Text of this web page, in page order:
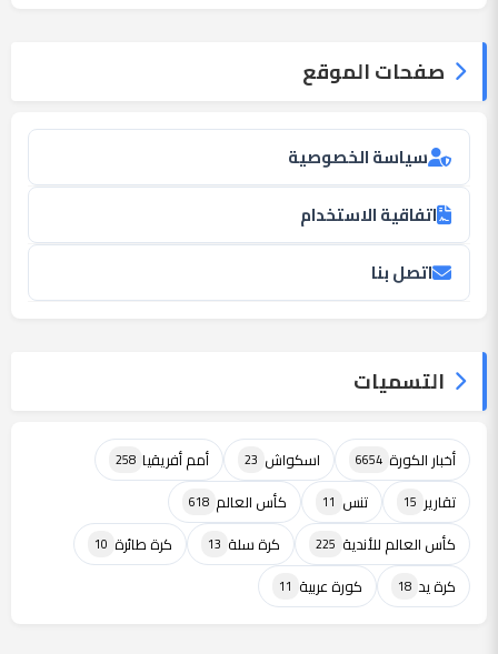
صفحات الموقع
سياسة الخصوصية
اتفاقية الاستخدام
اتصل بنا
التسميات
أخبار الكورة 6654 اسكواش 23 أمم أفريقيا 258
تقارير 15 تنس 11 كأس العالم 618
كأس العالم للأندية 225 كرة سلة 13 كرة طائرة 10
كرة يد 18 كورة عربية 11